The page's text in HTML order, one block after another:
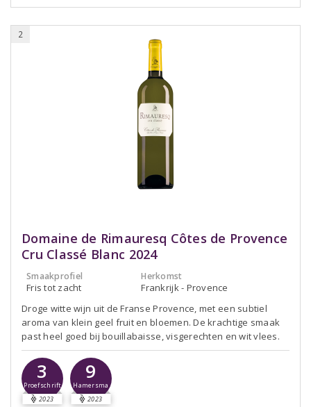
2
Domaine de Rimauresq Côtes de Provence
Cru Classé Blanc 2024
Smaakprofiel
Fris tot zacht
Herkomst
Frankrijk - Provence
Droge witte wijn uit de Franse Provence, met een subtiel
aroma van klein geel fruit en bloemen. De krachtige smaak
past heel goed bij bouillabaisse, visgerechten en wit vlees.
3
Proefschrift
2023
9
Hamersma
2023